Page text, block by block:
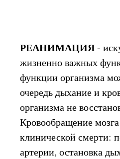
РЕАНИМАЦИЯ-
жизненно важных
функции организма
очередь дыхание и
организма не
Кровообращение
клинической смерти:
артерии, остановка